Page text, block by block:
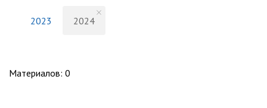
2023 2024
Материалов: 0